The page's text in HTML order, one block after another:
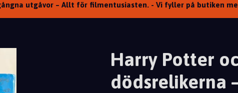
utgåvor – Allt för filmentusiasten. - Vi fyller på butiken
Harry Potter
dödsrelikerna